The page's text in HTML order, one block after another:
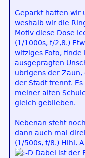
Geparkt hatten wir
weshalb wir die
Motiv diese Dose
(1/1000s, f/2,8.)
witziges Foto,
ausgeprägten
übrigens der Zaun,
der Stadt trennt.
meiner alten
gleich geblieben.
Nebenan steht
dann auch mal
(1/500s, f/8.) Hihi.
Dabei ist der